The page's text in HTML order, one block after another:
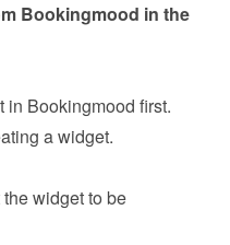
Bookingmood in the
in Bookingmood first.
a widget.
widget to be